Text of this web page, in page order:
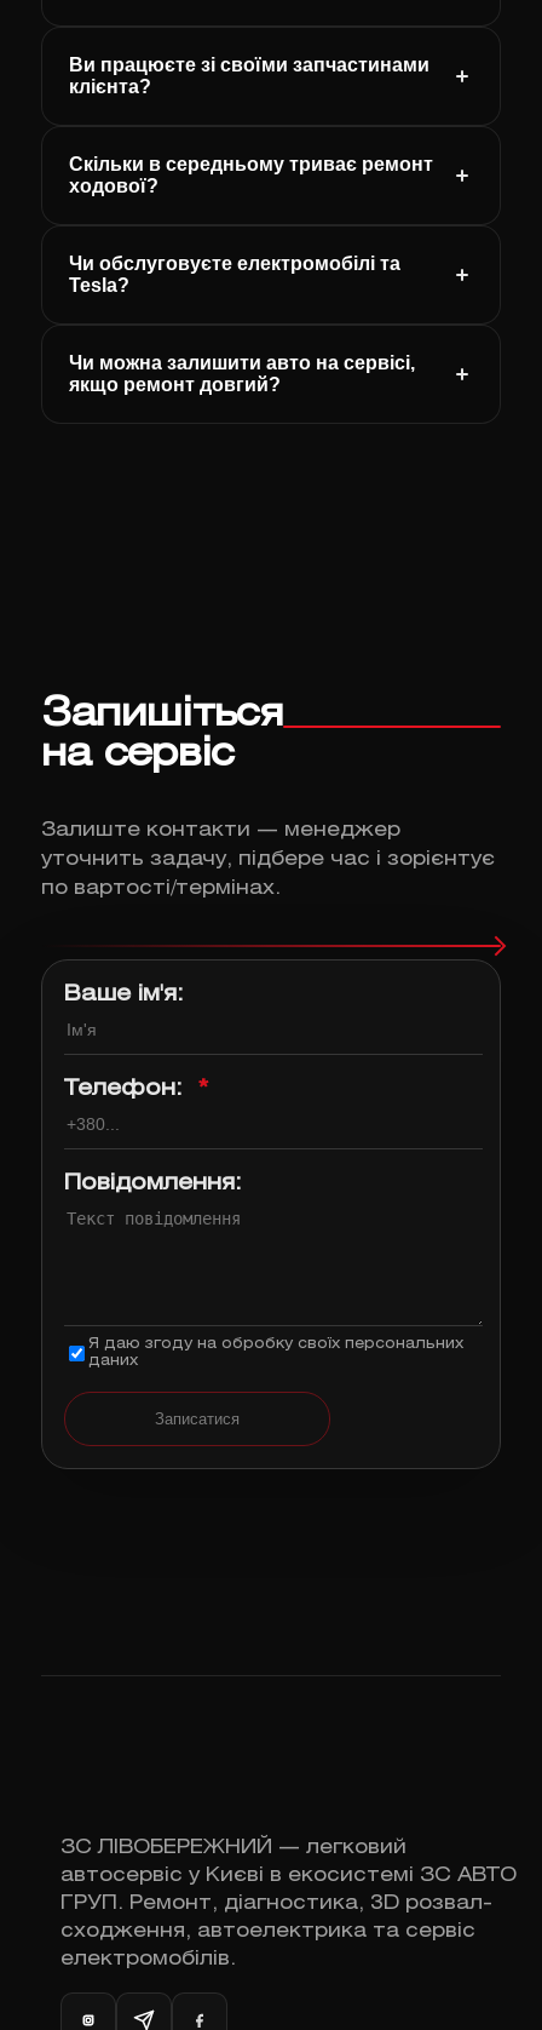
Ви працюєте зі своїми запчастинами
клієнта?
Скільки в середньому триває ремонт
ходової?
Чи обслуговуєте електромобілі та
Tesla?
Чи можна залишити авто на сервісі,
якщо ремонт довгий?
Запишіться
на сервіс
Залиште контакти — менеджер
уточнить задачу, підбере час і зорієнтує
по вартості/термінах.
Ваше ім'я:
Телефон: *
Повідомлення:
Я даю згоду на обробку своїх персональних
даних
Записатися
ЗС ЛІВОБЕРЕЖНИЙ — легковий
автосервіс у Києві в екосистемі ЗС АВТО
ГРУП. Ремонт, діагностика, 3D розвал-
сходження, автоелектрика та сервіс
електромобілів.